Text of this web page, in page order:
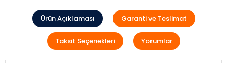
Ürün Açıklaması Garanti ve Teslimat
Taksit Seçenekleri Yorumlar